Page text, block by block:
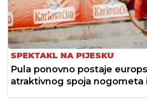
SPEKTAKL NA PIJESKU
Pula ponovno postaje
atraktivnog spoja nogometa